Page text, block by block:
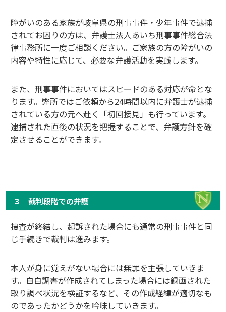
障がいのある家族が岐阜県の刑事事件・少年事件で逮捕
されてお困りの方は、弁護士法人あいち刑事事件総合法
律事務所に一度ご相談ください。ご家族の方の障がいの
内容や特性に応じて、必要な弁護活動を実践します。
また、刑事事件においてはスピードのある対応が命とな
ります。弊所ではご依頼から24時間以内に弁護士が逮捕
されている方の元へ赴く「初回接見」も行っています。
逮捕された直後の状況を把握することで、弁護方針を確
定させることができます。
３ 裁判段階での弁護
捜査が終結し、起訴された場合にも通常の刑事事件と同
じ手続きで裁判は進みます。
本人が身に覚えがない場合には無罪を主張していきま
す。自白調書が作成されてしまった場合には録画された
取り調べ状況を検証するなど、その作成経緯が適切なも
のであったかどうかを吟味していきます。